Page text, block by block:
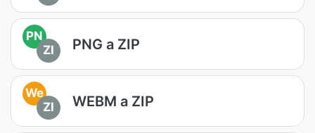
PN
ZI
PNG a ZIP
We
ZI
WEBM a ZIP